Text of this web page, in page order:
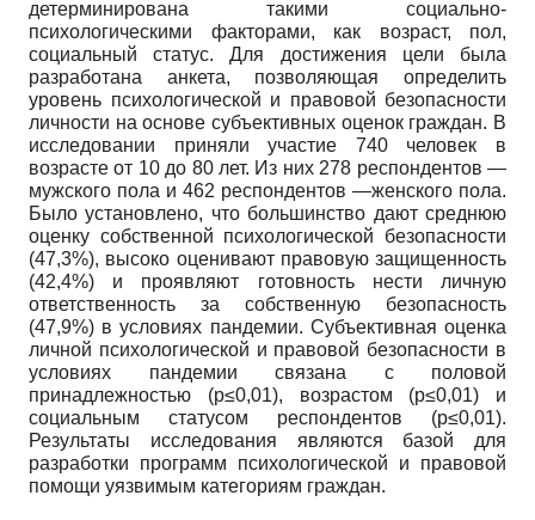
детерминирована такими социально-
психологическими факторами, как возраст, пол,
социальный статус. Для достижения цели была
разработана анкета, позволяющая определить
уровень психологической и правовой безопасности
личности на основе субъективных оценок граждан. В
исследовании приняли участие 740 человек в
возрасте от 10 до 80 лет. Из них 278 респондентов —
мужского пола и 462 респондентов —женского пола.
Было установлено, что большинство дают среднюю
оценку собственной психологической безопасности
(47,3%), высоко оценивают правовую защищенность
(42,4%) и проявляют готовность нести личную
ответственность за собственную безопасность
(47,9%) в условиях пандемии. Субъективная оценка
личной психологической и правовой безопасности в
условиях пандемии связана с половой
принадлежностью (p≤0,01), возрастом (p≤0,01) и
социальным статусом респондентов (p≤0,01).
Результаты исследования являются базой для
разработки программ психологической и правовой
помощи уязвимым категориям граждан.